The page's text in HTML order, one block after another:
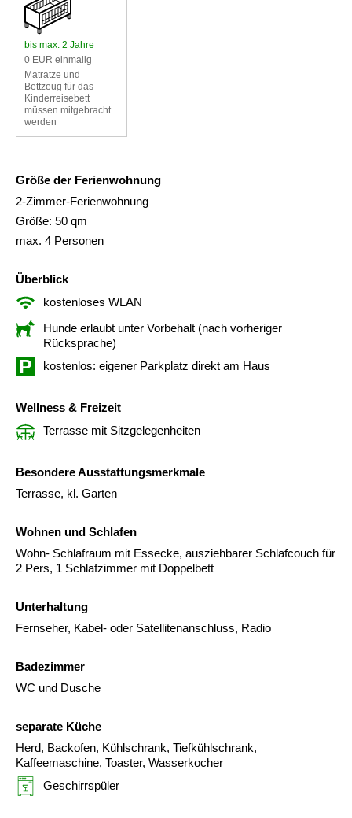
bis max. 2 Jahre
0 EUR einmalig
Matratze und
Bettzeug für das
Kinderreisebett
müssen mitgebracht
werden
Größe der Ferienwohnung
2-Zimmer-Ferienwohnung
Größe: 50 qm
max. 4 Personen
Überblick
kostenloses WLAN
Hunde erlaubt unter Vorbehalt (nach vorheriger
Rücksprache)
kostenlos: eigener Parkplatz direkt am Haus
Wellness & Freizeit
Terrasse mit Sitzgelegenheiten
Besondere Ausstattungsmerkmale
Terrasse, kl. Garten
Wohnen und Schlafen
Wohn- Schlafraum mit Essecke, ausziehbarer Schlafcouch für
2 Pers, 1 Schlafzimmer mit Doppelbett
Unterhaltung
Fernseher, Kabel- oder Satellitenanschluss, Radio
Badezimmer
WC und Dusche
separate Küche
Herd, Backofen, Kühlschrank, Tiefkühlschrank,
Kaffeemaschine, Toaster, Wasserkocher
Geschirrspüler